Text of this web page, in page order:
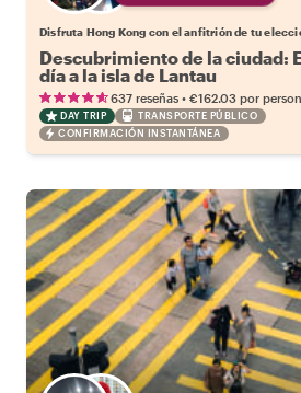
Disfruta Hong Kong con el anfitrión de tu
Descubrimiento de la ciudad:
día a la isla de Lantau
637 reseñas • €162.03 por
DAY TRIP
TRANSPORTE PÚBLICO
CONFIRMACIÓN INSTANTÁNEA